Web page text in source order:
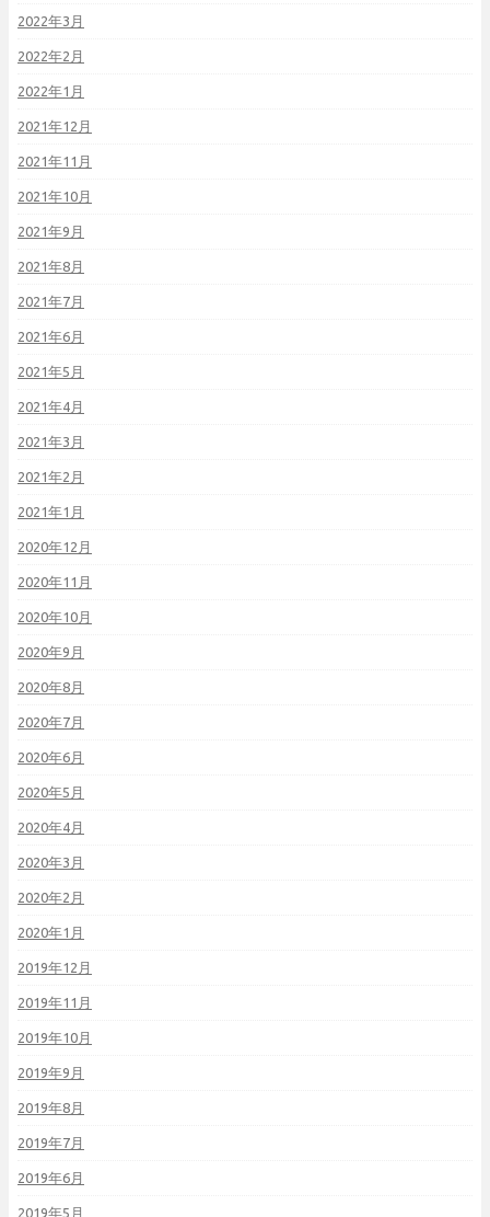
2022年3月
2022年2月
2022年1月
2021年12月
2021年11月
2021年10月
2021年9月
2021年8月
2021年7月
2021年6月
2021年5月
2021年4月
2021年3月
2021年2月
2021年1月
2020年12月
2020年11月
2020年10月
2020年9月
2020年8月
2020年7月
2020年6月
2020年5月
2020年4月
2020年3月
2020年2月
2020年1月
2019年12月
2019年11月
2019年10月
2019年9月
2019年8月
2019年7月
2019年6月
2019年5月